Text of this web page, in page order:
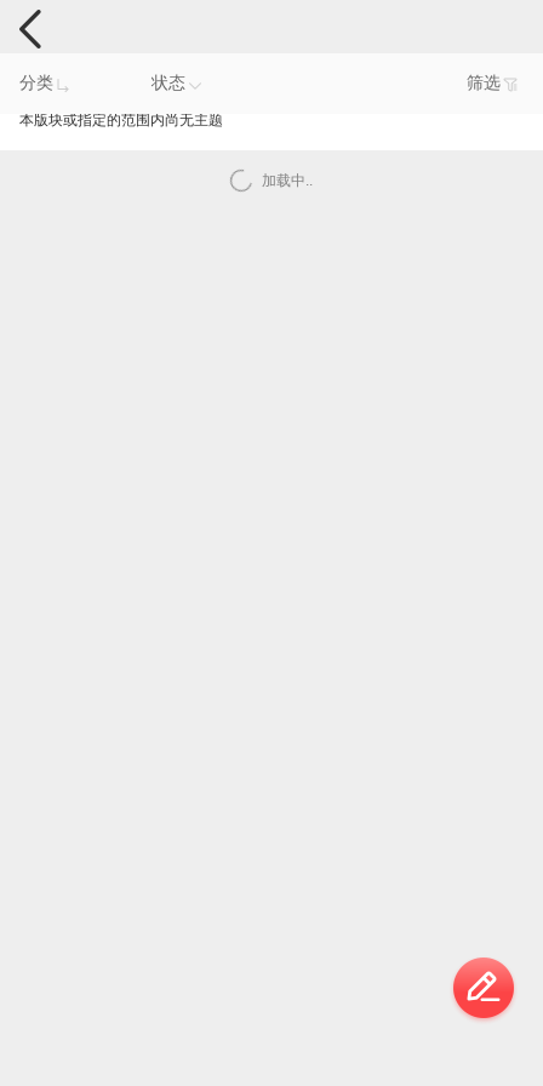
手机反馈
分类 状态 筛选
本版块或指定的范围内尚无主题
加载中..